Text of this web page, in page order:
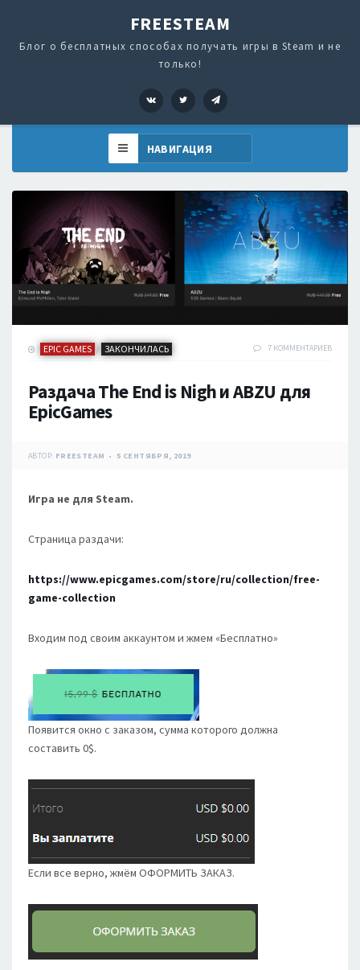
FREESTEAM
Блог о бесплатных способах получать игры в Steam и не
только!
VK Twitter
EPIC GAMES / ЗАКОНЧИЛАСЬ 7 КОММЕНТАРИЕВ
Раздача The End is Nigh и ABZU для
EpicGames
АВТОР: FREESTEAM 5 СЕНТЯБРЯ, 2019
Игра не для Steam.
Страница раздачи:
https://www.epicgames.com/store/ru/collection/free-
game-collection
Входим под своим аккаунтом и жмем «Бесплатно»
Появится окно с заказом, сумма которого должна
составить 0$.
Если все верно, жмём ОФОРМИТЬ ЗАКАЗ.